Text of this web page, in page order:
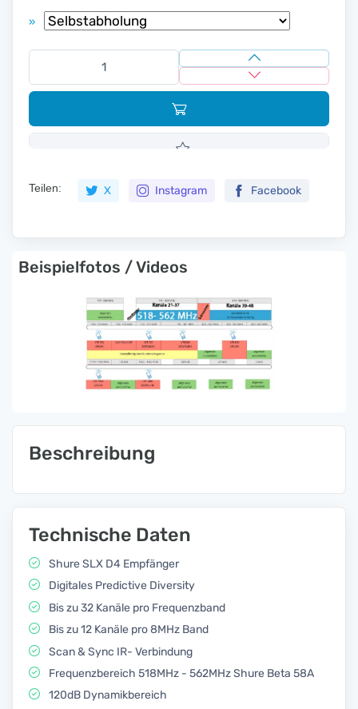
»
Teilen: X Instagram Facebook
Beispielfotos / Videos
Beschreibung
Technische Daten
Shure SLX D4 Empfänger
Digitales Predictive Diversity
Bis zu 32 Kanäle pro Frequenzband
Bis zu 12 Kanäle pro 8MHz Band
Scan & Sync IR- Verbindung
Frequenzbereich 518MHz - 562MHz Shure Beta 58A
120dB Dynamikbereich